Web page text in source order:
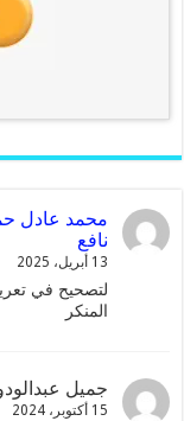
محمد عادل
نافع
13 أبريل، 2025
لتصحيح في
المنكر
جميل
15 أكتوبر، 2024